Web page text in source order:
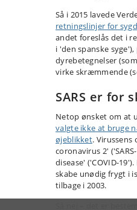
Så i 2015 lavede
retningslinjer for
andet foreslås det i
i 'den spanske
dyrebetegnelser
virke skræmmende
SARS er for
Netop ønsket om at
valgte ikke at bruge
øjeblikket.
coronavirus 2'
disease' ('COVID-
skabe unødig frygt i
tilbage i 2003.